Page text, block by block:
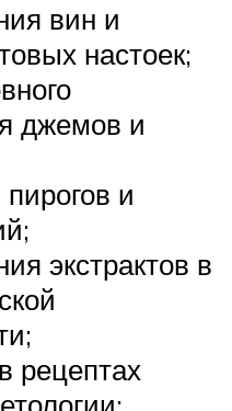
вин и
настоек;
джемов и
и
экстрактов в
рецептах